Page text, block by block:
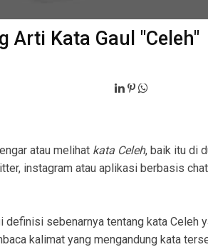
Arti Kata Gaul "Celeh"
atau melihat kata Celeh, baik itu di
instagram atau aplikasi berbasis
definisi sebenarnya tentang kata Celeh
kalimat yang mengandung kata